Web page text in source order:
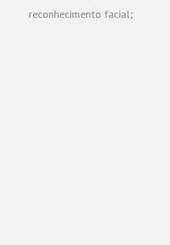
reconhecimento facial;